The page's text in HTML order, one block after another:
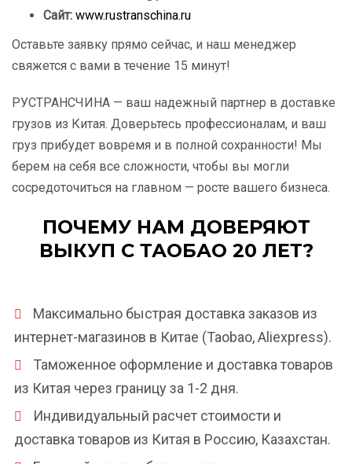
Сайт: www.rustranschina.ru
Оставьте заявку прямо сейчас, и наш менеджер
свяжется с вами в течение 15 минут!
РУСТРАНСЧИНА — ваш надежный партнер в доставке
грузов из Китая. Доверьтесь профессионалам, и ваш
груз прибудет вовремя и в полной сохранности! Мы
берем на себя все сложности, чтобы вы могли
сосредоточиться на главном — росте вашего бизнеса.
ПОЧЕМУ НАМ ДОВЕРЯЮТ
ВЫКУП С ТАОБАО 20 ЛЕТ?
Максимально быстрая доставка заказов из
интернет-магазинов в Китае (Taobao, Aliexpress).
Таможенное оформление и доставка товаров
из Китая через границу за 1-2 дня.
Индивидуальный расчет стоимости и
доставка товаров из Китая в Россию, Казахстан.